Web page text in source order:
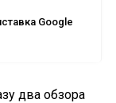
Google
два обзора